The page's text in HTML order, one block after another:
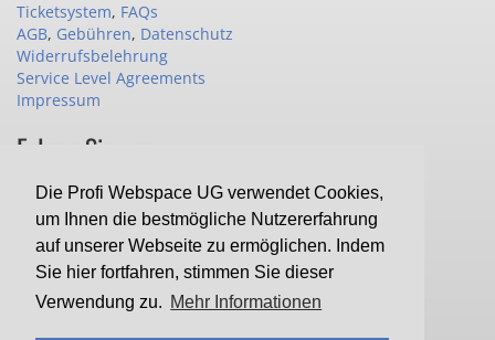
Die Profi Webspace UG verwendet Cookies,
um Ihnen die bestmögliche Nutzererfahrung
auf unserer Webseite zu ermöglichen. Indem
Sie hier fortfahren, stimmen Sie dieser
Verwendung zu. Mehr Informationen
Ticketsystem, FAQs
AGB, Gebühren, Datenschutz
Widerrufsbelehrung
Service Level Agreements
Impressum
Folgen Sie uns
der Profi Webspace UG, Ihrem Partner
für günstiges und professionelles Webhosting